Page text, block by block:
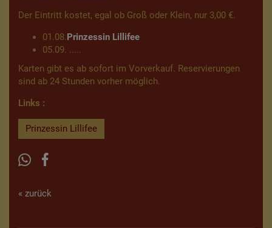
Der Eintritt kostet, egal ob Groß oder Klein, nur 3,00 €.
01.08.Prinzessin Lillifee
05.09. .....
Karten gibt es ab sofort im Vorverkauf. Reservierungen
sind ab 24 Stunden vorher möglich.
Links :
Prinzessin Lillifee
« zurück